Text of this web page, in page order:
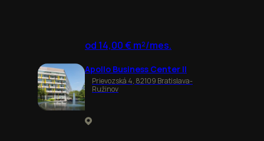
od 14,00 € m²/mes.
Apollo Business Center II
Prievozská 4, 82109 Bratislava-
Ružinov